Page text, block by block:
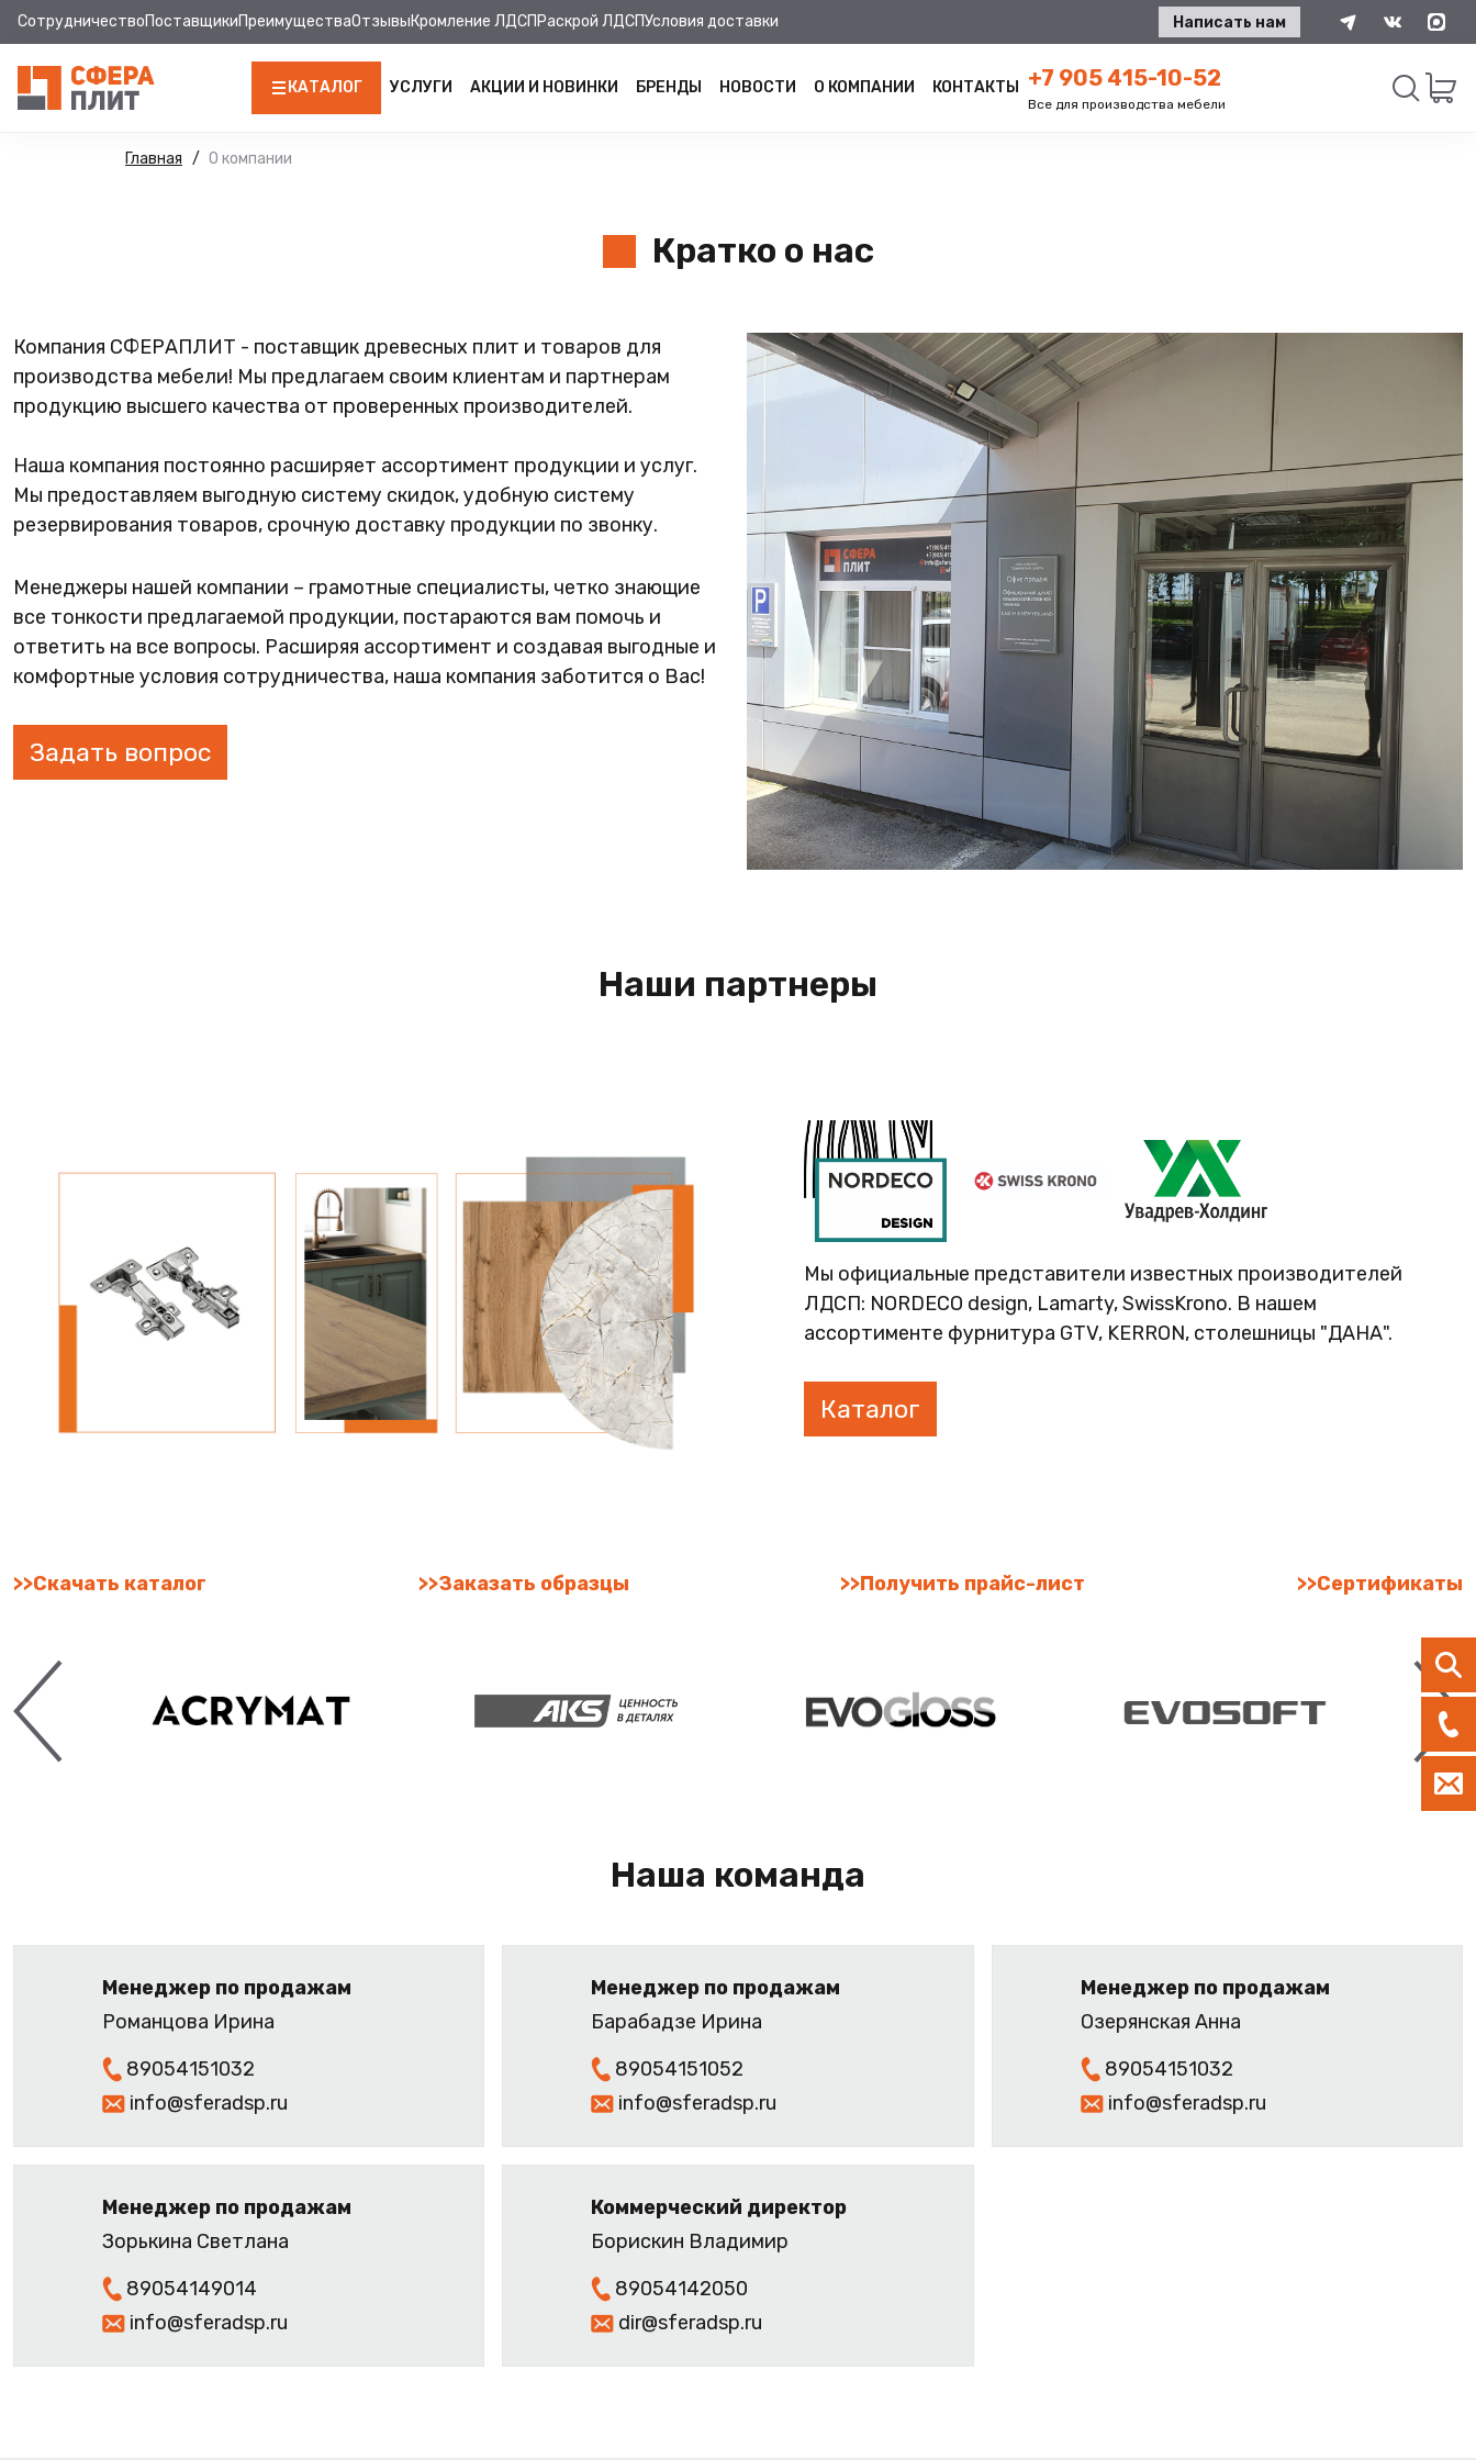
СотрудничествоПоставщикиПреимуществаОтзывыКромление ЛДСП Раскрой ЛДСПУсловия доставки Написать нам
КАТАЛОГ
ЛДСП
СТОЛЕШНИЦЫ
ХДФ
ФАНЕРА
ПРОФИЛЬ АЛЮМИНИЕВЫЙ
КЛЕЙ
РАСПРОДАЖА
УСЛУГИ АКЦИИ И НОВИНКИ БРЕНДЫ НОВОСТИ О КОМПАНИИ КОНТАКТЫ +7 905 415-10-52
Все для производства мебели
Главная О компании
Кратко о нас
Компания СФЕРАПЛИТ - поставщик древесных плит и товаров для
производства мебели! Мы предлагаем своим клиентам и партнерам
продукцию высшего качества от проверенных производителей.
Наша компания постоянно расширяет ассортимент продукции и услуг.
Мы предоставляем выгодную систему скидок, удобную систему
резервирования товаров, срочную доставку продукции по звонку.
Менеджеры нашей компании – грамотные специалисты, четко знающие
все тонкости предлагаемой продукции, постараются вам помочь и
ответить на все вопросы. Расширяя ассортимент и создавая выгодные и
комфортные условия сотрудничества, наша компания заботится о Вас!
Задать вопрос
Наши партнеры
Мы официальные представители известных производителей
ЛДСП: NORDECO design, Lamarty, SwissKrono. В нашем
ассортименте фурнитура GTV, KERRON, столешницы "ДАНА".
Каталог
>>Скачать каталог >>Заказать образцы >>Получить прайс-лист >>Сертификаты
Наша команда
Менеджер по продажам
Романцова Ирина
89054151032
info@sferadsp.ru
Менеджер по продажам
Барабадзе Ирина
89054151052
info@sferadsp.ru
Менеджер по продажам
Озерянская Анна
89054151032
info@sferadsp.ru
Менеджер по продажам
Зорькина Светлана
89054149014
info@sferadsp.ru
Коммерческий директор
Борискин Владимир
89054142050
dir@sferadsp.ru